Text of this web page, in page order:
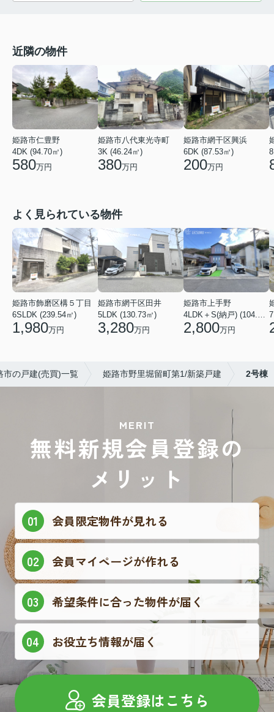
近隣の物件
姫路市仁豊野
4DK (94.70㎡)
580万円
姫路市八代東光寺町
3K (46.24㎡)
380万円
姫路市網干区興浜
6DK (87.53㎡)
200万円
よく見られている物件
姫路市飾磨区構５丁目
6SLDK (239.54㎡)
1,980万円
姫路市網干区田井
5LDK (130.73㎡)
3,280万円
姫路市上手野
4LDK＋S(納戸) (104.49㎡)
2,800万円
市の戸建(売買)一覧 姫路市野里堀留町第1/新築戸建 2号棟
MERIT
無料新規会員登録の
メリット
会員限定物件が見れる
会員マイページが作れる
希望条件に合った物件が届く
お役立ち情報が届く
会員登録はこちら